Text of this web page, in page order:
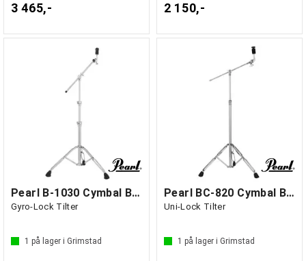
3 465,- 2 150,-
Pearl B-1030 Cymbal Boom Stand
Gyro-Lock Tilter
1 på lager i Grimstad
Pearl BC-820 Cymbal Boom Stand
Uni-Lock Tilter
1 på lager i Grimstad